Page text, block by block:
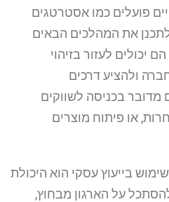
פועלים כמו אסטרטגים
לתכנן את המהלכים הבאים
יכולים לעזור בזיהוי
ולהציע דרכים
בכניסה לשווקים
או פיתוח מוצרים
בייעוץ עסקי הוא היכולת
על הארגון מבחוץ,